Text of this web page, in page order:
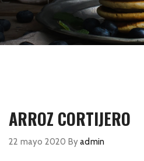
ARROZ CORTIJERO
22 mayo 2020 Byadmin